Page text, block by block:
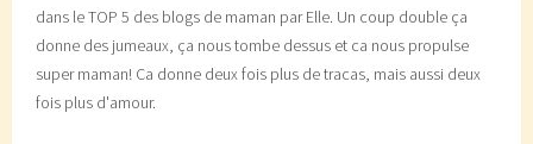
dans le TOP 5 des blogs de maman par Elle. Un coup double ça
donne des jumeaux, ça nous tombe dessus et ca nous propulse
super maman! Ca donne deux fois plus de tracas, mais aussi deux
fois plus d'amour.